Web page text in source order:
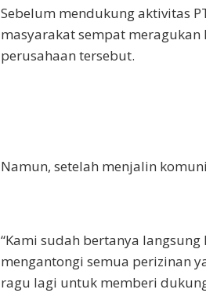
Sebelum mendukung aktivitas
masyarakat sempat meragukan
perusahaan tersebut.
Namun, setelah menjalin
“Kami sudah bertanya
mengantongi semua perizinan
ragu lagi untuk memberi